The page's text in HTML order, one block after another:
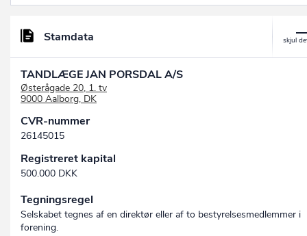
Stamdata
TANDLÆGE JAN PORSDAL A/S
Østerågade 20, 1. tv
9000 Aalborg, DK
CVR-nummer
26145015
Registreret kapital
500.000 DKK
Tegningsregel
Selskabet tegnes af en direktør eller af to bestyrelsesmedlemmer i
forening.